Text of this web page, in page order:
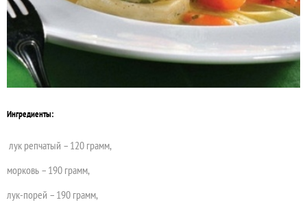
Ингредиенты:
лук репчатый – 120 грамм,
морковь – 190 грамм,
лук-порей – 190 грамм,